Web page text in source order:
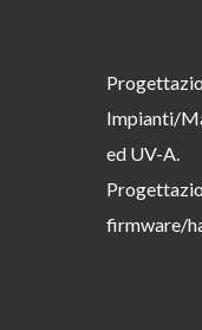
Impianti/
ed UV-A.
firmware/